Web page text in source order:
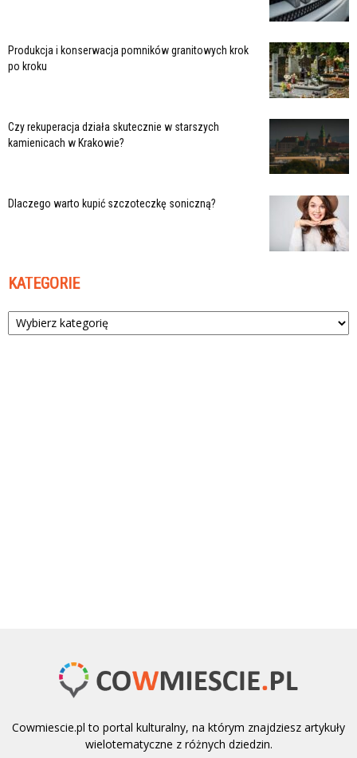
Produkcja i konserwacja pomników granitowych krok
po kroku
Czy rekuperacja działa skutecznie w starszych
kamienicach w Krakowie?
Dlaczego warto kupić szczoteczkę soniczną?
KATEGORIE
Kategorie
Cowmiescie.pl to portal kulturalny, na którym znajdziesz artykuły
wielotematyczne z różnych dziedzin.